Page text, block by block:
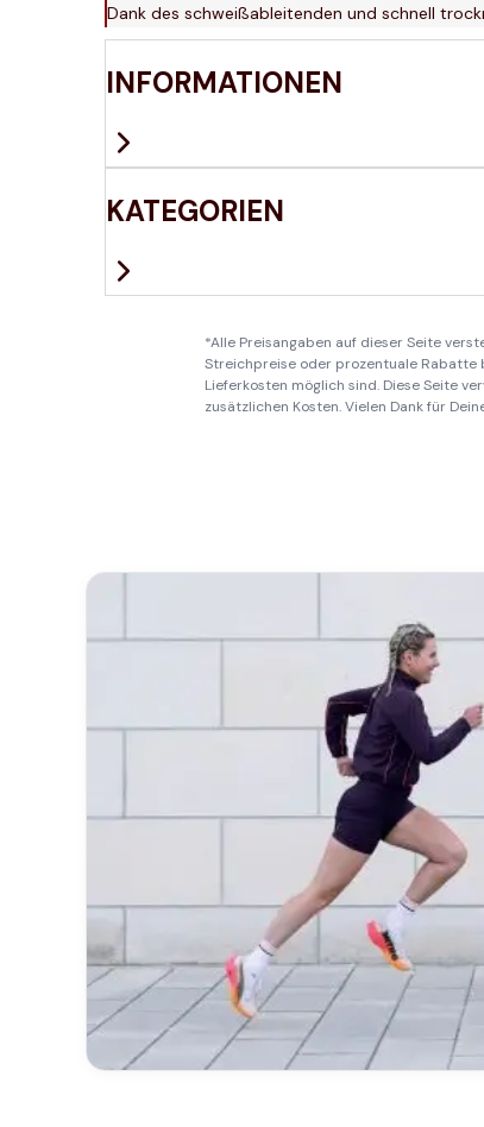
Dank des schweißableitenden und schnell
INFORMATIONEN
KATEGORIEN
*Alle Preisangaben auf dieser Seite
Streichpreise oder prozentuale Rabatte
Lieferkosten möglich sind. Diese Seite
zusätzlichen Kosten. Vielen Dank für